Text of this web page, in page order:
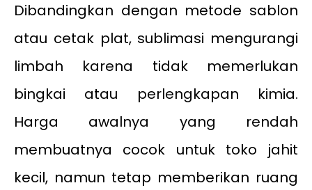
Dibandingkan dengan metode sablon
atau cetak plat, sublimasi mengurangi
limbah karena tidak memerlukan
bingkai atau perlengkapan kimia.
Harga awalnya yang rendah
membuatnya cocok untuk toko jahit
kecil, namun tetap memberikan ruang